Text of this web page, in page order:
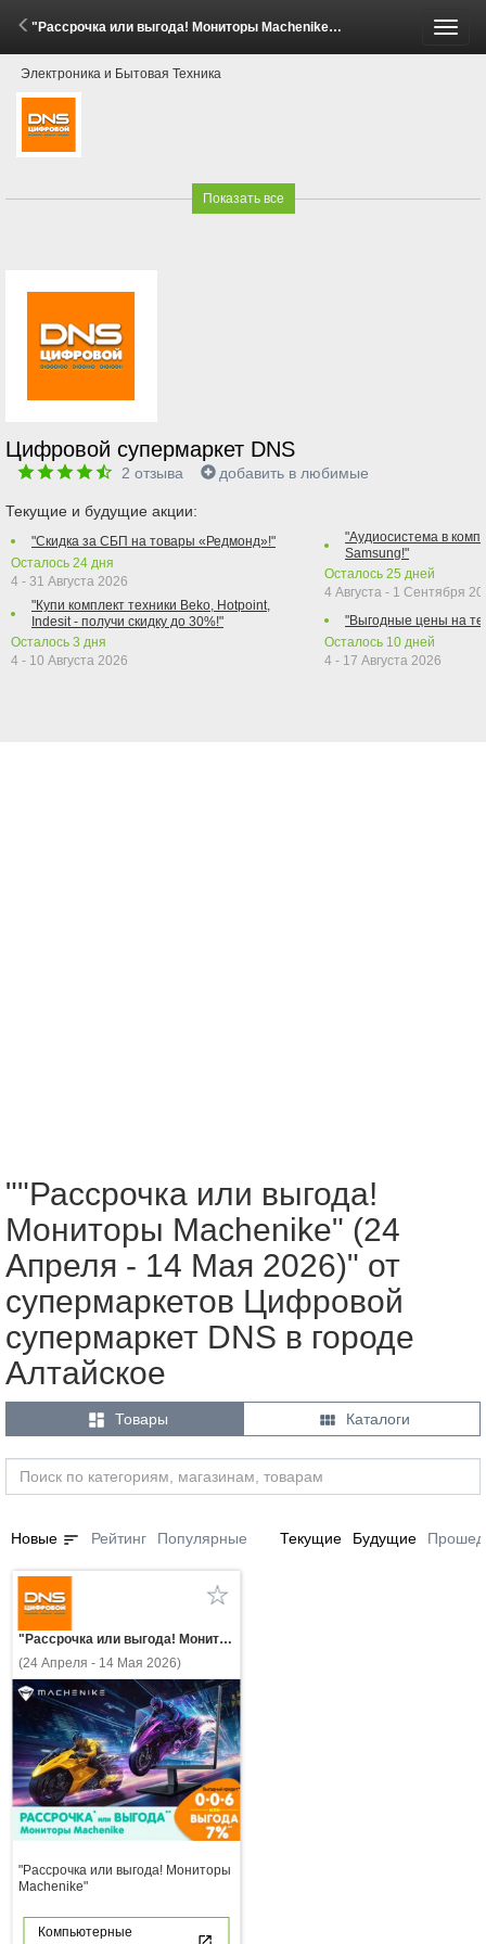
"Рассрочка или выгода! Мониторы Machenike" (24 Апреля - 14 Мая 2026)
Электроника и Бытовая Техника
Показать все
Цифровой супермаркет DNS
2 отзыва добавить в любимые
Текущие и будущие акции:
"Скидка за СБП на товары «Редмонд»!"
Осталось 24 дня
4 - 31 Августа 2026
"Купи комплект техники Beko, Hotpoint,
Indesit - получи скидку до 30%!"
Осталось 3 дня
4 - 10 Августа 2026
"Аудиосистема в
Samsung!"
Осталось 25 дней
4 Августа - 1 Сентября
"Выгодные цены на
Осталось 10 дней
4 - 17 Августа 2026
""Рассрочка или выгода!
Мониторы Machenike" (24
Апреля - 14 Мая 2026)" от
супермаркетов Цифровой
супермаркет DNS в городе
Алтайское
 Товары  Каталоги
Новые sort Рейтинг Популярные Текущие Будущие
"Рассрочка или выгода! Мониторы Machenike"
(24 Апреля - 14 Мая 2026)
"Рассрочка или выгода! Мониторы
Machenike"
Компьютерные